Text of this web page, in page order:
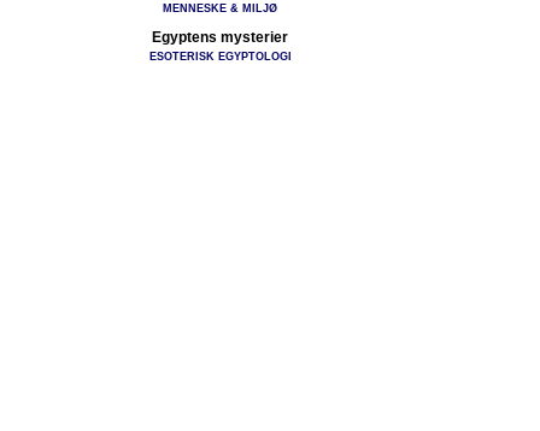
MENNESKE & MILJØ
Egyptens mysterier
ESOTERISK EGYPTOLOGI